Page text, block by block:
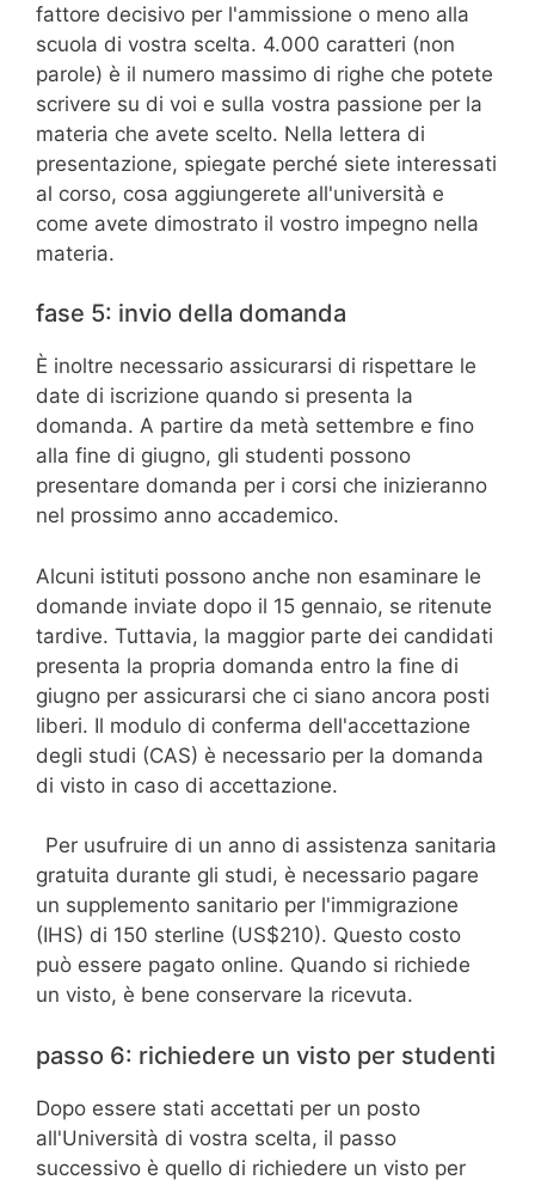
fattore decisivo per l'ammissione o meno alla
scuola di vostra scelta. 4.000 caratteri (non
parole) è il numero massimo di righe che potete
scrivere su di voi e sulla vostra passione per la
materia che avete scelto. Nella lettera di
presentazione, spiegate perché siete interessati
al corso, cosa aggiungerete all'università e
come avete dimostrato il vostro impegno nella
materia.
fase 5: invio della domanda
È inoltre necessario assicurarsi di rispettare le
date di iscrizione quando si presenta la
domanda. A partire da metà settembre e fino
alla fine di giugno, gli studenti possono
presentare domanda per i corsi che inizieranno
nel prossimo anno accademico.
Alcuni istituti possono anche non esaminare le
domande inviate dopo il 15 gennaio, se ritenute
tardive. Tuttavia, la maggior parte dei candidati
presenta la propria domanda entro la fine di
giugno per assicurarsi che ci siano ancora posti
liberi. Il modulo di conferma dell'accettazione
degli studi (CAS) è necessario per la domanda
di visto in caso di accettazione.
Per usufruire di un anno di assistenza sanitaria
gratuita durante gli studi, è necessario pagare
un supplemento sanitario per l'immigrazione
(IHS) di 150 sterline (US$210). Questo costo
può essere pagato online. Quando si richiede
un visto, è bene conservare la ricevuta.
passo 6: richiedere un visto per studenti
Dopo essere stati accettati per un posto
all'Università di vostra scelta, il passo
successivo è quello di richiedere un visto per